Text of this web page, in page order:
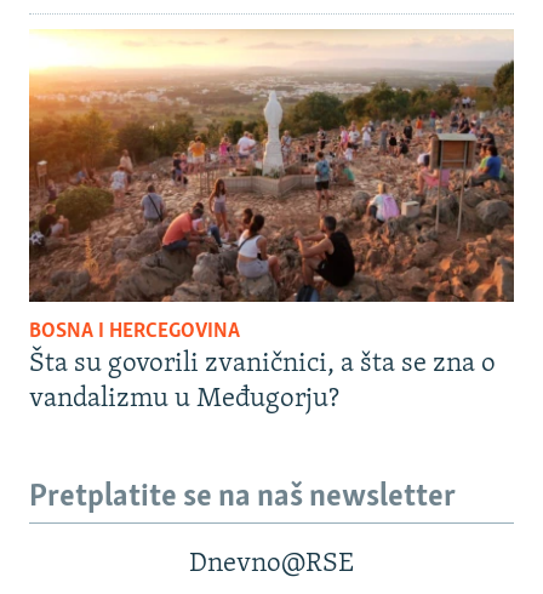
BOSNA I HERCEGOVINA
Šta su govorili zvaničnici, a šta se zna o
vandalizmu u Međugorju?
Pretplatite se na naš newsletter
Dnevno@RSE